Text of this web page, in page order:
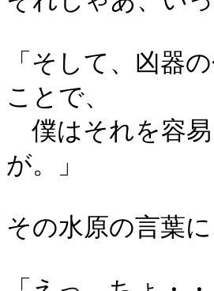
「そして、凶器
ことで、
僕はそれを容易
が。」
その水原の言葉